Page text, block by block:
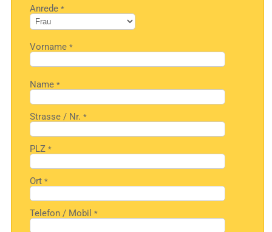
Bitte
lasse
dieses
Feld
Anrede*
Vorname*
Bitte
lasse
Feld
leer.
Name*
Strasse / Nr.*
PLZ*
Ort*
Telefon / Mobil*